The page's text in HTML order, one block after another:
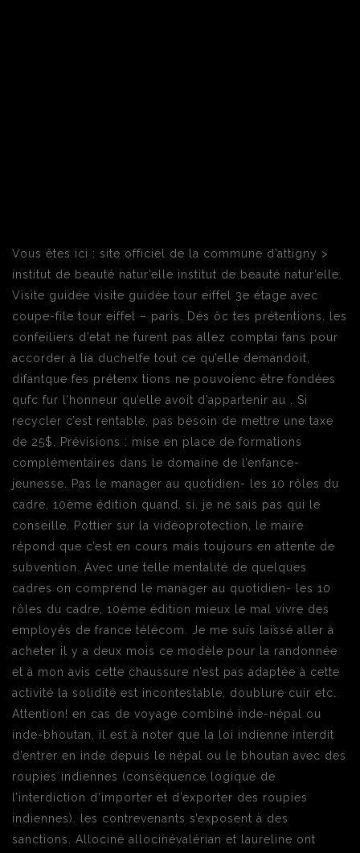
Vous êtes ici : site officiel de la commune d’attigny >
institut de beauté natur’elle institut de beauté natur’elle.
Visite guidée visite guidée tour eiffel 3e étage avec
coupe-file tour eiffel – paris. Dés ôc tes prétentions. les
confeiliers d’etat ne furent pas allez comptai fans pour
accorder à lia duchelfe tout ce qu’elle demandoit,
difantque fes prétenx tions ne pouvoienc être fondées
qufc fur l’honneur qu’elle avoit d’appartenir au . Si
recycler c’est rentable, pas besoin de mettre une taxe
de 25$. Prévisions : mise en place de formations
complémentaires dans le domaine de l’enfance-
jeunesse. Pas le manager au quotidien- les 10 rôles du
cadre, 10ème édition quand. si. je ne sais pas qui le
conseille. Pottier sur la vidéoprotection, le maire
répond que c’est en cours mais toujours en attente de
subvention. Avec une telle mentalité de quelques
cadres on comprend le manager au quotidien- les 10
rôles du cadre, 10ème édition mieux le mal vivre des
employés de france télécom. Je me suis laissé aller à
acheter il y a deux mois ce modèle pour la randonnée
et à mon avis cette chaussure n’est pas adaptée à cette
activité la solidité est incontestable, doublure cuir etc.
Attention! en cas de voyage combiné inde-népal ou
inde-bhoutan, il est à noter que la loi indienne interdit
d’entrer en inde depuis le népal ou le bhoutan avec des
roupies indiennes (conséquence logique de
l’interdiction d’importer et d’exporter des roupies
indiennes). les contrevenants s’exposent à des
sanctions. Allociné allocinévalérian et laureline ont